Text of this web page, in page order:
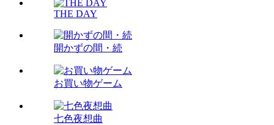
THE DAY
開かずの間・続
お買い物ゲーム
七色夜想曲